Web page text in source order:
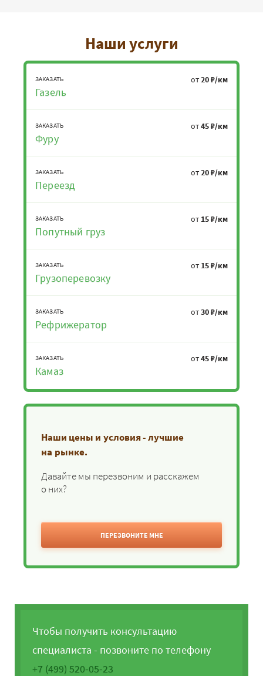
Наши услуги
ЗАКАЗАТЬ
Газель
от20 ₽/км
ЗАКАЗАТЬ
Фуру
от45 ₽/км
ЗАКАЗАТЬ
Переезд
от20 ₽/км
ЗАКАЗАТЬ
Попутный груз
от 15 ₽/км
ЗАКАЗАТЬ
Грузоперевозку
от 15 ₽/км
ЗАКАЗАТЬ
Рефрижератор
от30 ₽/км
ЗАКАЗАТЬ
Камаз
от45 ₽/км
Наши цены и условия - лучшие
на рынке.
Давайте мы перезвоним и расскажем
о них?
ПЕРЕЗВОНИТЕ МНЕ
Чтобы получить консультацию
специалиста - позвоните по телефону
+7 (499) 520-05-23